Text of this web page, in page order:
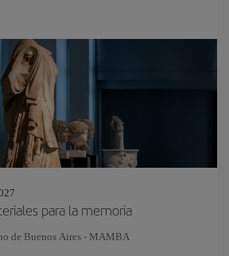
para la memoria
de Buenos Aires - MAMBA